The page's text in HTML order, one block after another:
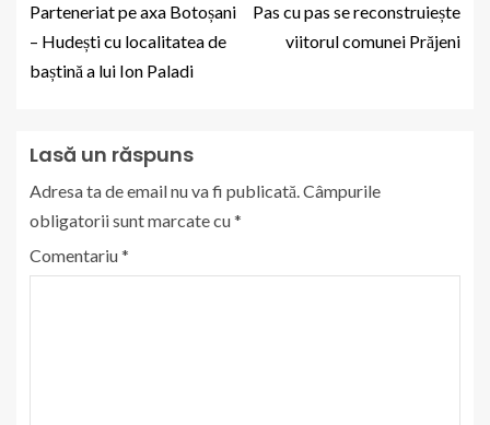
Parteneriat pe axa Botoșani
– Hudești cu localitatea de
baștină a lui Ion Paladi
Pas cu pas se reconstruiește
viitorul comunei Prăjeni
Lasă un răspuns
Adresa ta de email nu va fi publicată.Câmpurile
obligatorii sunt marcate cu*
Comentariu*